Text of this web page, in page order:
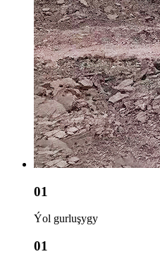
01
Ýol gurluşygy
01